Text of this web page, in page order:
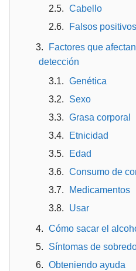
Cabello
Falsos positivos
Factores que
detección
Genética
Sexo
Grasa corporal
Etnicidad
Edad
Consumo de
Medicamentos
Usar
Cómo sacar el
Síntomas de
Obteniendo ayuda